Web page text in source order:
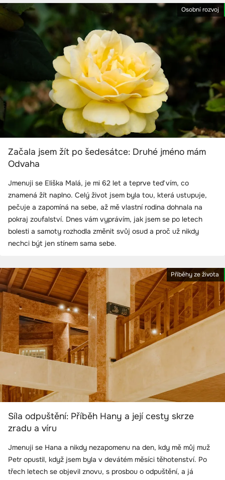
Osobní rozvoj
Začala jsem žít po šedesátce: Druhé jméno mám
Odvaha
Jmenuji se Eliška Malá, je mi 62 let a teprve teď vím, co
znamená žít naplno. Celý život jsem byla tou, která ustupuje,
pečuje a zapomíná na sebe, až mě vlastní rodina dohnala na
pokraj zoufalství. Dnes vám vyprávím, jak jsem se po letech
bolesti a samoty rozhodla změnit svůj osud a proč už nikdy
nechci být jen stínem sama sebe.
Příběhy ze života
Síla odpuštění: Příběh Hany a její cesty skrze
zradu a víru
Jmenuji se Hana a nikdy nezapomenu na den, kdy mě můj muž
Petr opustil, když jsem byla v devátém měsíci těhotenství. Po
třech letech se objevil znovu, s prosbou o odpuštění, a já